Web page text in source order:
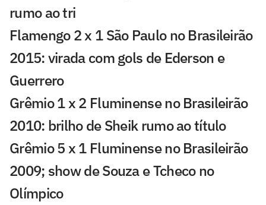
rumo ao tri
Flamengo 2 x 1 São Paulo no Brasileirão
2015: virada com gols de Ederson e
Guerrero
Grêmio 1 x 2 Fluminense no Brasileirão
2010: brilho de Sheik rumo ao título
Grêmio 5 x 1 Fluminense no Brasileirão
2009; show de Souza e Tcheco no
Olímpico